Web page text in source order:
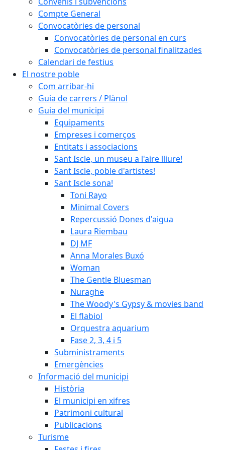
Compte General
Convocatòries de personal
Convocatòries de personal en curs
Convocatòries de personal finalitzades
Calendari de festius
El nostre poble
Com arribar-hi
Guia de carrers / Plànol
Guia del municipi
Equipaments
Empreses i comerços
Entitats i associacions
Sant Iscle, un museu a l'aire lliure!
Sant Iscle, poble d'artistes!
Sant Iscle sona!
Toni Rayo
Minimal Covers
Repercussió Dones d'aigua
Laura Riembau
DJ MF
Anna Morales Buxó
Woman
The Gentle Bluesman
Nuraghe
The Woody's Gypsy & movies band
El flabiol
Orquestra aquarium
Fase 2, 3, 4 i 5
Subministraments
Emergències
Informació del municipi
Història
El municipi en xifres
Patrimoni cultural
Publicacions
Turisme